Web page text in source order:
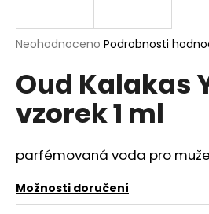
Průměrné
produktu
je
z
hvězdiček.
Neohodnoceno Podrobnosti
Oud Kalakas
vzorek 1 ml
parfémovaná voda pro muže
Možnosti doručení
j
t
?